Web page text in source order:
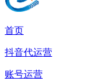
首页
抖音代运营
账号运营